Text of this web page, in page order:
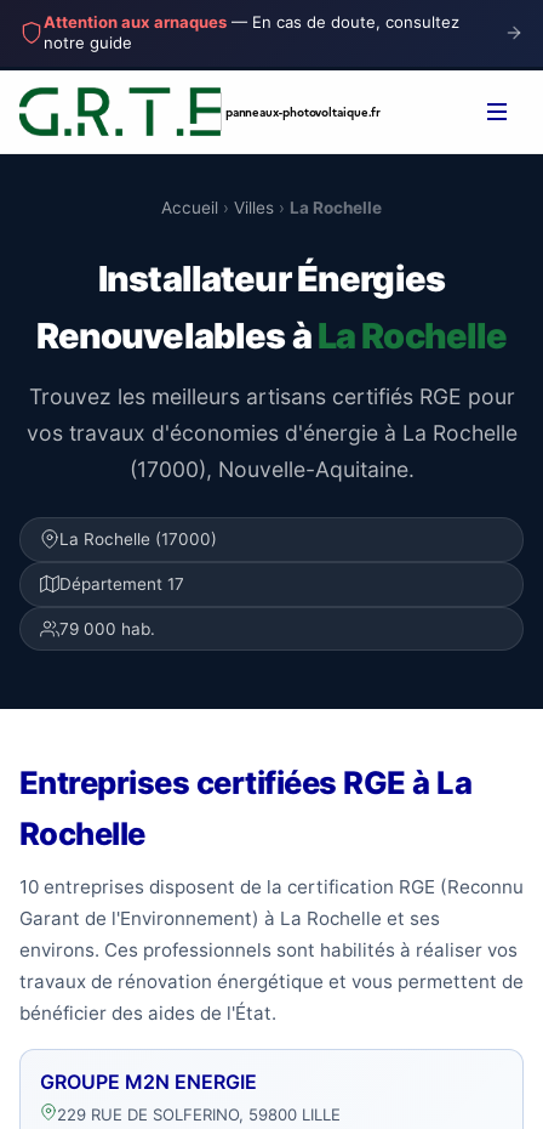
Attention aux arnaques — En cas de doute, consultez
notre guide
panneaux-photovoltaique.fr
Accueil › Villes › La Rochelle
Installateur Énergies
Renouvelables àLa Rochelle
Trouvez les meilleurs artisans certifiés RGE pour
vos travaux d'économies d'énergie à La Rochelle
(17000), Nouvelle-Aquitaine.
La Rochelle (17000)
Département 17
79 000 hab.
Entreprises certifiées RGE à La
Rochelle
10 entreprises disposent de la certification RGE (Reconnu
Garant de l'Environnement) à La Rochelle et ses
environs. Ces professionnels sont habilités à réaliser vos
travaux de rénovation énergétique et vous permettent de
bénéficier des aides de l'État.
GROUPE M2N ENERGIE
229 RUE DE SOLFERINO, 59800 LILLE